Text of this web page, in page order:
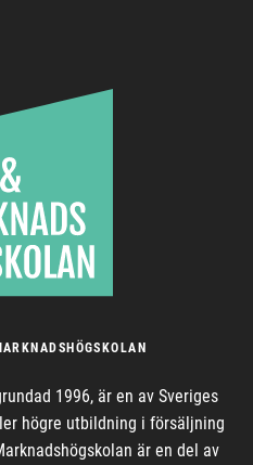
1996, är en av Sveriges
högre utbildning i försäljning
är en del av